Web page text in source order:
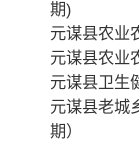
期)
元谋县农业
元谋县农业
元谋县卫生
元谋县老城
期）